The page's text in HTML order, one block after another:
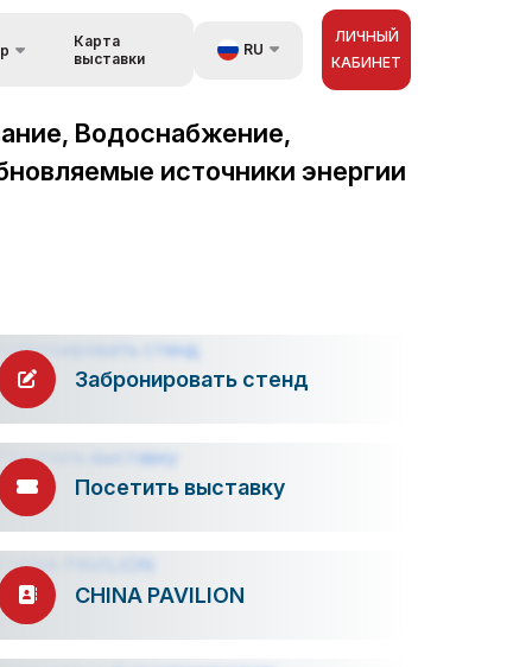
Карта
выставки
RU
EN
ЛИЧНЫЙ
КАБИНЕТ
Водоснабжение,
источники энергии
Забронировать стенд
Посетить выставку
CHINA PAVILION